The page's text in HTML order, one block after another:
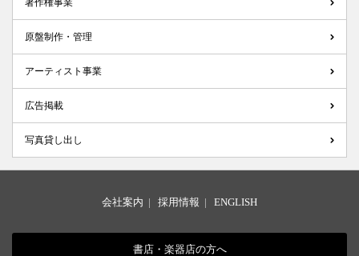
原盤制作・管理
アーティスト事業
広告掲載
写真貸し出し
会社案内 | 採用情報 | ENGLISH
書店・楽器店の方へ